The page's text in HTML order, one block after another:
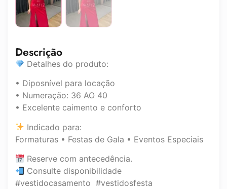
Descrição
Detalhes do produto:
• Diposnível para locação
• Numeração: 36 AO 40
• Excelente caimento e conforto
Indicado para:
Formaturas • Festas de Gala • Eventos Especiais
Reserve com antecedência.
Consulte disponibilidade
#vestidocasamento #vestidosfesta